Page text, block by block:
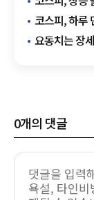
위크' 기대감
코스피, 하루
10% 급반등
요동치는 장
0개의 댓글